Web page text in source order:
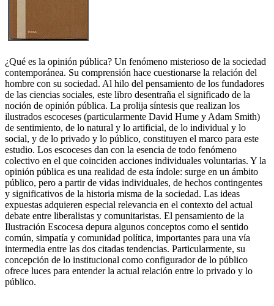
¿Qué es la opinión pública? Un fenómeno misterioso de la sociedad
contemporánea. Su comprensión hace cuestionarse la relación del
hombre con su sociedad. Al hilo del pensamiento de los fundadores
de las ciencias sociales, este libro desentraña el significado de la
noción de opinión pública. La prolija síntesis que realizan los
ilustrados escoceses (particularmente David Hume y Adam Smith)
de sentimiento, de lo natural y lo artificial, de lo individual y lo
social, y de lo privado y lo público, constituyen el marco para este
estudio. Los escoceses dan con la esencia de todo fenómeno
colectivo en el que coinciden acciones individuales voluntarias. Y la
opinión pública es una realidad de esta índole: surge en un ámbito
público, pero a partir de vidas individuales, de hechos contingentes
y significativos de la historia misma de la sociedad. Las ideas
expuestas adquieren especial relevancia en el contexto del actual
debate entre liberalistas y comunitaristas. El pensamiento de la
Ilustración Escocesa depura algunos conceptos como el sentido
común, simpatía y comunidad política, importantes para una vía
intermedia entre las dos citadas tendencias. Particularmente, su
concepción de lo institucional como configurador de lo público
ofrece luces para entender la actual relación entre lo privado y lo
público.